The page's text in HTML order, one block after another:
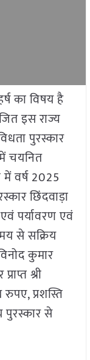
का विषय है
इस राज्य
पुरस्कार
चयनित
वर्ष 2025
छिंदवाड़ा
एवं पर्यावरण एवं
से सक्रिय
कुमार
श्री
प्रशस्ति
पुरस्कार से